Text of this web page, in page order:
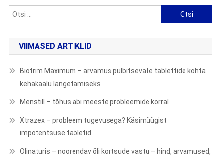
VIIMASED ARTIKLID
Biotrim Maximum – arvamus pulbitsevate tablettide kohta
kehakaalu langetamiseks
Menstill – tõhus abi meeste probleemide korral
Xtrazex – probleem tugevusega? Käsimüügist
impotentsuse tabletid
Olinaturis – noorendav õli kortsude vastu – hind, arvamused,